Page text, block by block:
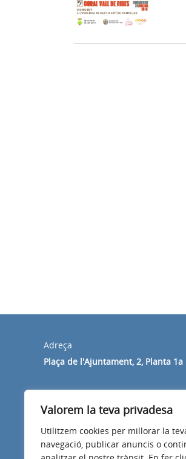
Valorem la teva privadesa
Utilitzem cookies per millorar la
navegació, publicar anuncis o
Adreça
Plaça de l'Ajuntament, 2, Planta 1a
De dilluns a divendres de 10 h a 14